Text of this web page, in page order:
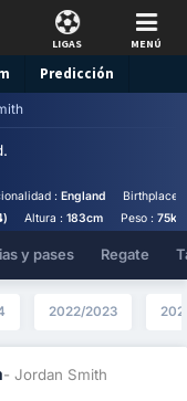
LIGAS MENÚ
Predicción
:England
Birthplace :
Altura :183cm Peso : 75kg
y pases Regate
2022/2023
- Jordan Smith